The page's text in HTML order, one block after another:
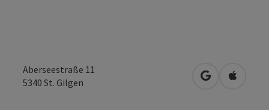
Aberseestraße 11
5340 St. Gilgen in Google
in